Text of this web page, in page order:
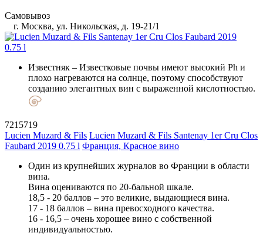
Самовывоз
г. Москва, ул. Никольская, д. 19-21/1
Известняк – Известковые почвы имеют высокий Ph и
плохо нагреваются на солнце, поэтому способствуют
созданию элегантных вин с выраженной кислотностью.
7215719
Lucien Muzard & Fils Lucien Muzard & Fils Santenay 1er Cru Clos
Faubard 2019 0.75 l Франция, Красное вино
Один из крупнейших журналов во Франции в области
вина.
Вина оцениваются по 20-бальной шкале.
18,5 - 20 баллов – это великие, выдающиеся вина.
17 - 18 баллов – вина превосходного качества.
16 - 16,5 – очень хорошее вино с собственной
индивидуальностью.